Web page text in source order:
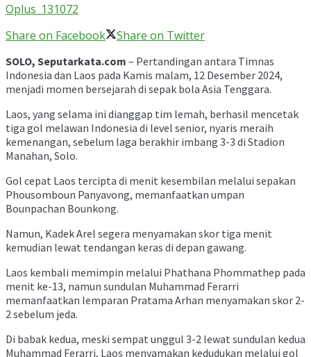
Oplus_131072
Share on Facebook
Share on Twitter
SOLO, Seputarkata.com – Pertandingan antara Timnas
Indonesia dan Laos pada Kamis malam, 12 Desember 2024,
menjadi momen bersejarah di sepak bola Asia Tenggara.
Laos, yang selama ini dianggap tim lemah, berhasil mencetak
tiga gol melawan Indonesia di level senior, nyaris meraih
kemenangan, sebelum laga berakhir imbang 3-3 di Stadion
Manahan, Solo.
Gol cepat Laos tercipta di menit kesembilan melalui sepakan
Phousomboun Panyavong, memanfaatkan umpan
Bounpachan Bounkong.
Namun, Kadek Arel segera menyamakan skor tiga menit
kemudian lewat tendangan keras di depan gawang.
Laos kembali memimpin melalui Phathana Phommathep pada
menit ke-13, namun sundulan Muhammad Ferarri
memanfaatkan lemparan Pratama Arhan menyamakan skor 2-
2 sebelum jeda.
Di babak kedua, meski sempat unggul 3-2 lewat sundulan kedua
Muhammad Ferarri, Laos menyamakan kedudukan melalui gol